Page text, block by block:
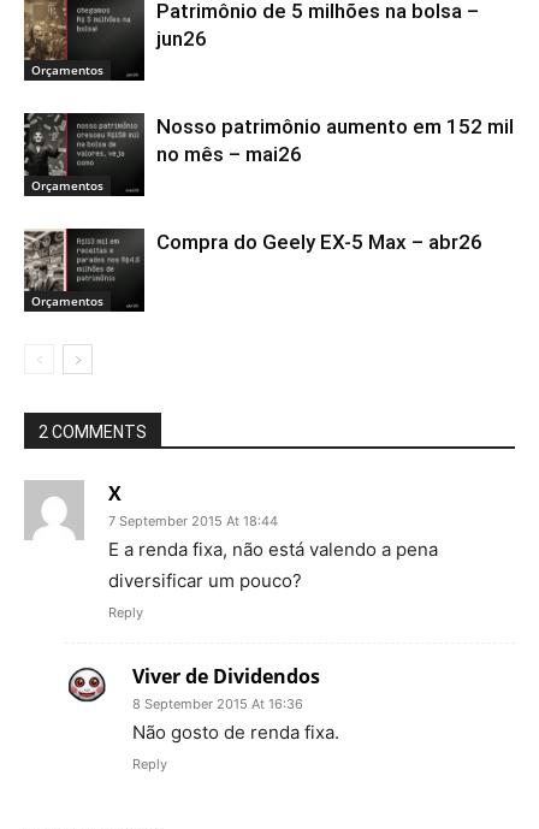
Orçamentos
Patrimônio de 5 milhões na bolsa –
jun26
Orçamentos
Nosso patrimônio aumento em 152 mil
no mês – mai26
Orçamentos
Compra do Geely EX-5 Max – abr26
2 COMMENTS
X
7 September 2015 At 18:44
E a renda fixa, não está valendo a pena
diversificar um pouco?
Reply
Viver de Dividendos
8 September 2015 At 16:36
Não gosto de renda fixa.
Reply